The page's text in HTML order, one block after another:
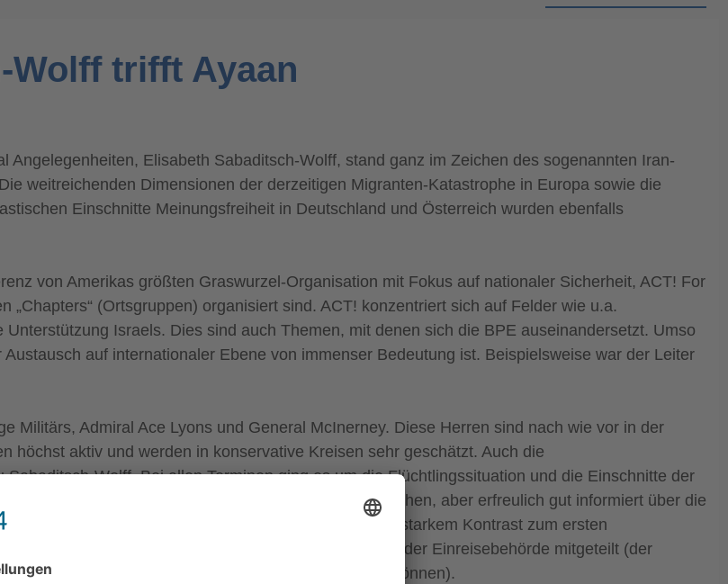
Wolff trifft Ayaan
Elisabeth Sabaditsch-Wolff, stand ganz im Zeichen des sogenannten Iran-
weitreichenden Dimensionen der derzeitigen Migranten-Katastrophe in Europa sowie die
Einschnitte Meinungsfreiheit in Deutschland und Österreich wurden ebenfalls
von Amerikas größten Graswurzel-Organisation mit Fokus auf nationaler Sicherheit, ACT! For
(Ortsgruppen) organisiert sind. ACT! konzentriert sich auf Felder wie u.a.
Israels. Dies sind auch Themen, mit denen sich die BPE auseinandersetzt. Umso
auf internationaler Ebene von immenser Bedeutung ist. Beispielsweise war der Leiter
Militärs, Admiral Ace Lyons und General McInerney. Diese Herren sind nach wie vor in der
höchst aktiv und werden in konservative Kreisen sehr geschätzt. Auch die
Wolff. Bei allen Terminen ging es um die Flüchtlingssituation und die Einschnitte der
Die Gesprächspartner waren allesamt überraschen, aber erfreulich gut informiert über die
die Einschränkungen der Meinungsfreiheit, da dies in starkem Kontrast zum ersten
der Einreise in die USA vom zuständigen Beamten der Einreisebehörde mitgeteilt (der
Staatsbürger ohne Visum in die USA einreisen können).